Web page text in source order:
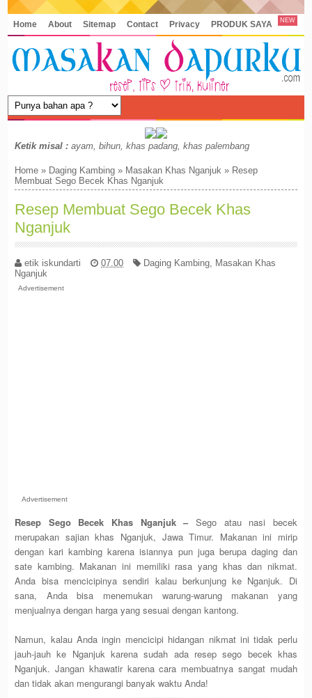
Home About Sitemap Contact Privacy PRODUK SAYA NEW
Ketik misal : ayam, bihun, khas padang, khas palembang
Home » Daging Kambing » Masakan Khas Nganjuk » Resep
Membuat Sego Becek Khas Nganjuk
Resep Membuat Sego Becek Khas
Nganjuk
etik iskundarti 07.00 Daging Kambing Masakan Khas
Nganjuk
Advertisement
Advertisement
Resep Sego Becek Khas Nganjuk – Sego atau nasi becek
merupakan sajian khas Nganjuk, Jawa Timur. Makanan ini mirip
dengan kari kambing karena isiannya pun juga berupa daging dan
sate kambing. Makanan ini memiliki rasa yang khas dan nikmat.
Anda bisa mencicipinya sendiri kalau berkunjung ke Nganjuk. Di
sana, Anda bisa menemukan warung-warung makanan yang
menjualnya dengan harga yang sesuai dengan kantong.
Namun, kalau Anda ingin mencicipi hidangan nikmat ini tidak perlu
jauh-jauh ke Nganjuk karena sudah ada resep sego becek khas
Nganjuk. Jangan khawatir karena cara membuatnya sangat mudah
dan tidak akan mengurangi banyak waktu Anda!